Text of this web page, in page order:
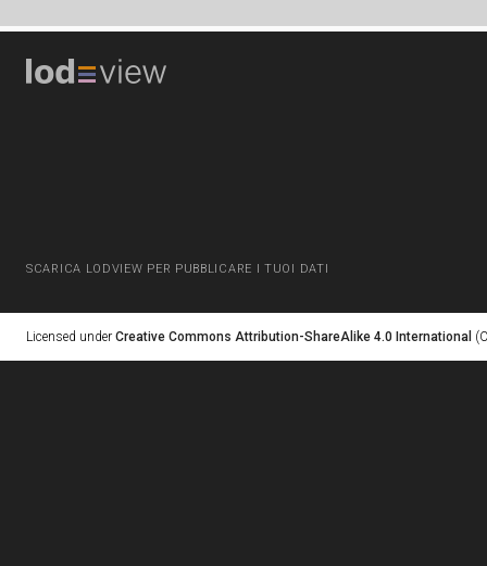
SCARICA LODVIEW PER PUBBLICARE I TUOI DATI
Licensed under Creative Commons Attribution-ShareAlike 4.0 International